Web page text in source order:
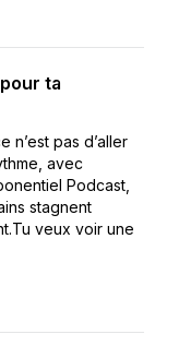
ta
n’est pas d’aller
avec
Podcast,
stagnent
veux voir une